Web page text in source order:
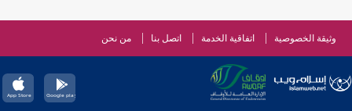
وثيقة الخصوصية اتفاقية الخدمة اتصل بنا من نحن